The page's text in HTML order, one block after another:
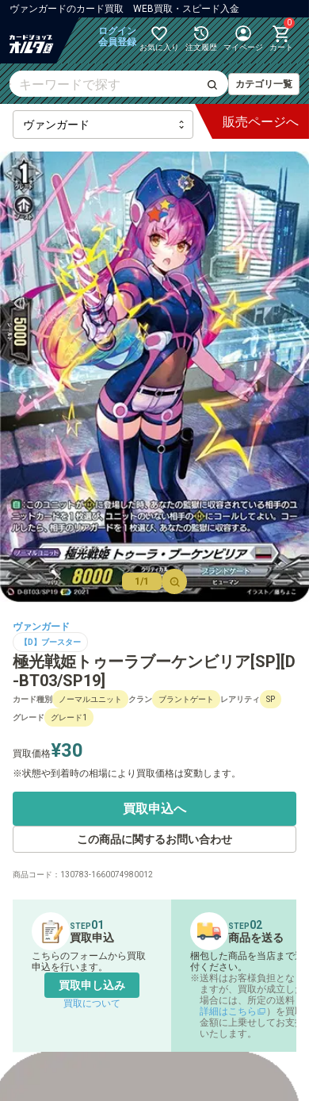
ヴァンガードのカード買取 WEB買取・スピード入金
ログイン
会員登録 お気に入り 注文履歴 マイページ
0
カート
カテゴリ一覧
最新弾
【DZ】ブースター
【DZ】その他ブースター
【DZ】デッキなど
【D】ブースター
【D】その他ブースター
【D】デッキなど
【DPR】PRカード
販売ページへ
1/1
ヴァンガード
【D】ブースター
極光戦姫トゥーラブーケンビリア[SP][D
-BT03/SP19]
カード種別 ノーマルユニット クラン ブラントゲート レアリティ SP
グレード グレード1
買取価格¥30
状態や到着時の相場により買取価格は変動します。
買取申込へ
この商品に関するお問い合わせ
商品コード： 130783-1660074980012
STEP01
買取申込
こちらのフォームから買取
申込を行います。
買取申し込み
買取について
STEP02
商品を送る
梱包した商品を当店まで送
付ください。
送料はお客様負担となり
ますが、買取が成立した
場合には、所定の送料（
詳細はこちら
）を買取
金額に上乗せしてお支払
いたします。